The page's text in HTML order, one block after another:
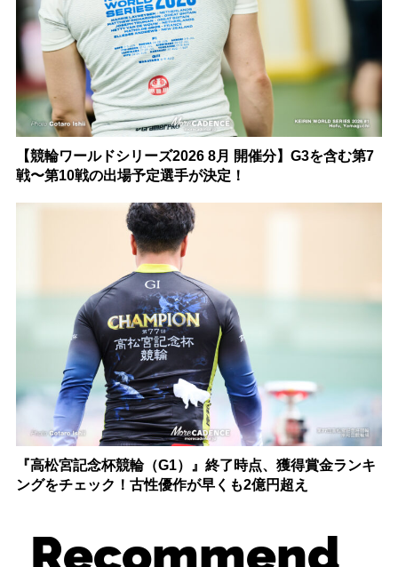
【競輪ワールドシリーズ2026 8月 開催分】G3を含む第7
戦〜第10戦の出場予定選手が決定！
『高松宮記念杯競輪（G1）』終了時点、獲得賞金ランキ
ングをチェック！古性優作が早くも2億円超え
Recommend